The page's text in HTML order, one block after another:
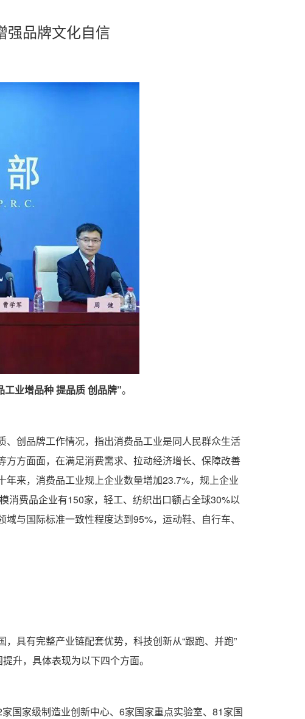
强品牌文化自信
工业增品种 提品质 创品牌”。
创品牌工作情况，指出消费品工业是同人民群众生活
方面面，在满足消费需求、拉动经济增长、保障改善
来，消费品工业规上企业数量增加23.7%，规上企业
消费品企业有150家，轻工、纺织出口额占全球30%以
与国际标准一致性程度达到95%，运动鞋、自行车、
具有完整产业链配套优势，科技创新从“跟跑、并跑”
升，具体表现为以下四个方面。
国家级制造业创新中心、6家国家重点实验室、81家国